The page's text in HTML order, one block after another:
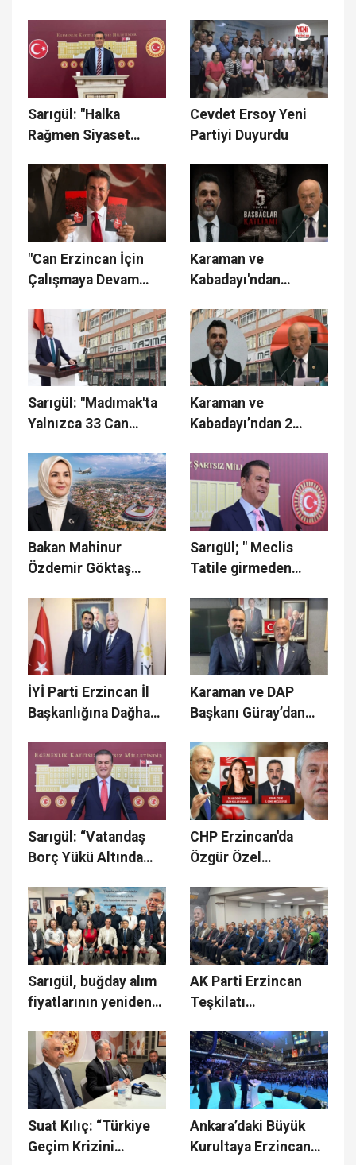
çalışıyoruz"
Sarıgül: "Halka
Rağmen Siyaset
Halkla ve Halk İçin
yapılır"
Cevdet Ersoy Yeni
Partiyi Duyurdu
"Can Erzincan İçin
Çalışmaya Devam
Karaman ve
Kabadayı'ndan
Mesajı
Sarıgül: "Madımak'ta
Yalnızca 33 Can
Değerlerimiz de
Ateşe Verildi"
Karaman ve
Kabadayı’ndan 2
Bakan Mahinur
Özdemir Göktaş
Sarıgül; " Meclis
Tatile girmeden
karşılanmalıdır"
İYİ Parti Erzincan İl
Başkanlığına Dağhan
Karaman ve DAP
Başkanı Güray’dan
Zirve
Sarıgül: “Vatandaş
Borç Yükü Altında
CHP Erzincan'da
Özgür Özel
Sarıgül, buğday alım
fiyatlarının yeniden
istedi
AK Parti Erzincan
Teşkilatı
Programında Bir
Araya Geldi
Suat Kılıç: “Türkiye
Geçim Krizini
Ankara’daki Büyük
Kurultaya Erzincan